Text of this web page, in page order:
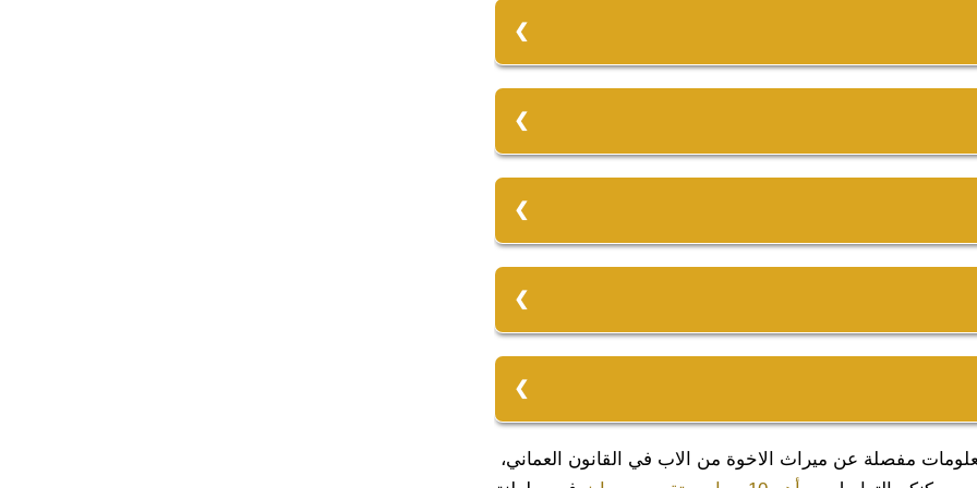
معلومات مفصلة عن ميراث الاخوة من الاب في القانون العماني،